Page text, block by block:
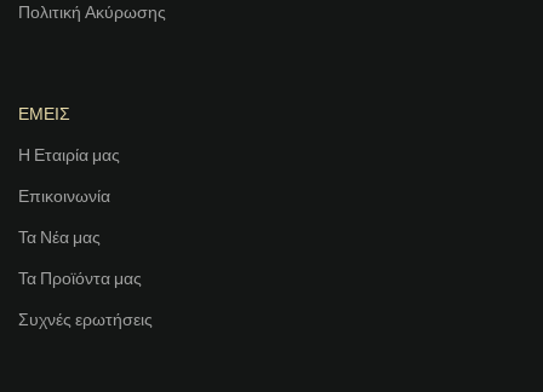
Πολιτική Ακύρωσης
ΕΜΕΙΣ
Η Εταιρία μας
Επικοινωνία
Τα Νέα μας
Τα Προϊόντα μας
Συχνές ερωτήσεις